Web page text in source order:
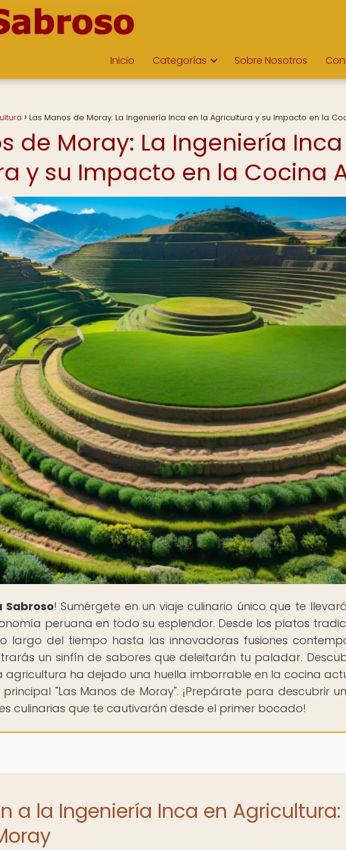
Inicio Categorías Sobre Nosotros
Las Manos de Moray: La Ingeniería Inca en la Agricultura y su Impacto en la
de Moray: La Ingeniería
y su Impacto en la Cocina
Sabroso! Sumérgete en un viaje culinario único que te
peruana en todo su esplendor. Desde los platos
largo del tiempo hasta las innovadoras fusiones
un sinfín de sabores que deleitarán tu paladar.
agricultura ha dejado una huella imborrable en la cocina
"Las Manos de Moray". ¡Prepárate para descubrir
culinarias que te cautivarán desde el primer bocado!
a la Ingeniería Inca en Agricultura: